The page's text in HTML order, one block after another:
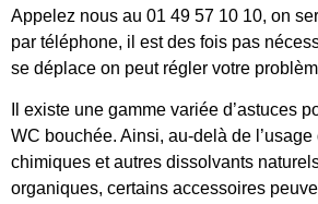
Appelez nous au 01 49 57 10 10, on
par téléphone, il est des fois pas
se déplace on peut régler votre
Il existe une gamme variée d’astuces
WC bouchée. Ainsi, au-delà de
chimiques et autres dissolvants
organiques, certains accessoires